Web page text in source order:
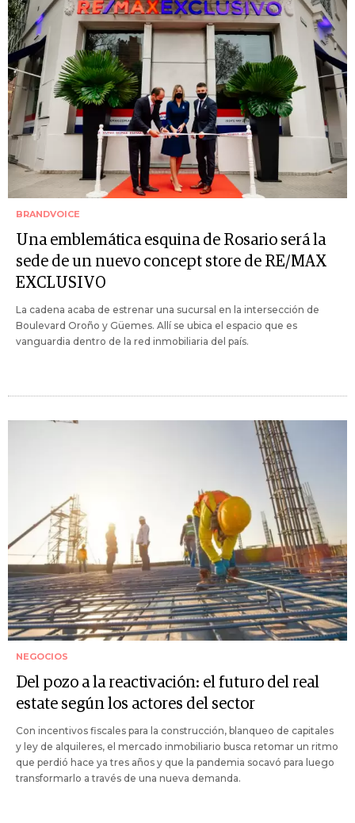
BRANDVOICE
Una emblemática esquina de Rosario será la
sede de un nuevo concept store de RE/MAX
EXCLUSIVO
La cadena acaba de estrenar una sucursal en la intersección de
Boulevard Oroño y Güemes. Allí se ubica el espacio que es
vanguardia dentro de la red inmobiliaria del país.
NEGOCIOS
Del pozo a la reactivación: el futuro del real
estate según los actores del sector
Con incentivos fiscales para la construcción, blanqueo de capitales
y ley de alquileres, el mercado inmobiliario busca retomar un ritmo
que perdió hace ya tres años y que la pandemia socavó para luego
transformarlo a través de una nueva demanda.